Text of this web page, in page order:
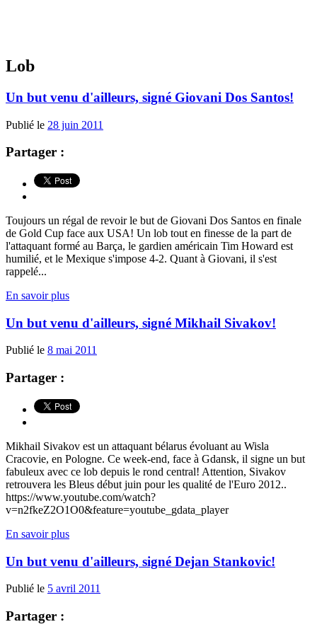
Lob
Un but venu d'ailleurs, signé Giovani Dos Santos!
Publié le 28 juin 2011
Partager :
Toujours un régal de revoir le but de Giovani Dos Santos en finale
de Gold Cup face aux USA! Un lob tout en finesse de la part de
l'attaquant formé au Barça, le gardien américain Tim Howard est
humilié, et le Mexique s'impose 4-2. Quant à Giovani, il s'est
rappelé...
En savoir plus
Un but venu d'ailleurs, signé Mikhail Sivakov!
Publié le 8 mai 2011
Partager :
Mikhail Sivakov est un attaquant bélarus évoluant au Wisla
Cracovie, en Pologne. Ce week-end, face à Gdansk, il signe un but
fabuleux avec ce lob depuis le rond central! Attention, Sivakov
retrouvera les Bleus début juin pour les qualité de l'Euro 2012..
https://www.youtube.com/watch?
v=n2fkeZ2O1O0&feature=youtube_gdata_player
En savoir plus
Un but venu d'ailleurs, signé Dejan Stankovic!
Publié le 5 avril 2011
Partager :